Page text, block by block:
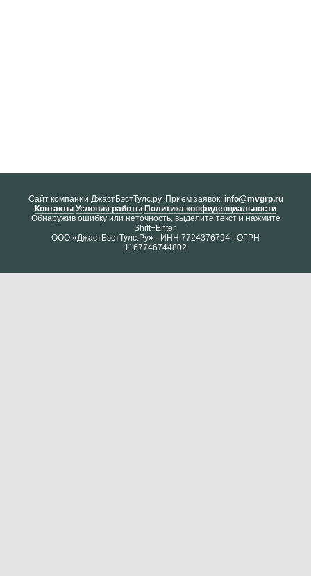
Cайт компании ДжастБэстТулс.ру. Прием заявок: info@mvgrp.ru
Контакты Условия работы Политика конфиденциальности
Обнаружив ошибку или неточность, выделите текст и нажмите
Shift+Enter.
ООО «ДжастБэстТулс.Ру» · ИНН 7724376794 · ОГРН
1167746744802